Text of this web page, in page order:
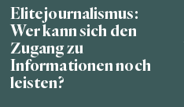
Elitejournalismus:
Wer kann sich den
Zugang zu
Informationen noch
leisten?